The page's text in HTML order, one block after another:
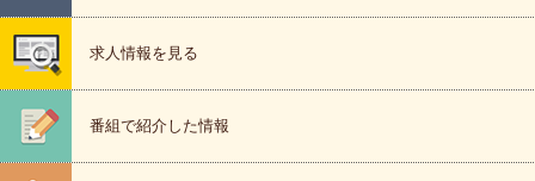
求人情報を見る
番組で紹介した情報